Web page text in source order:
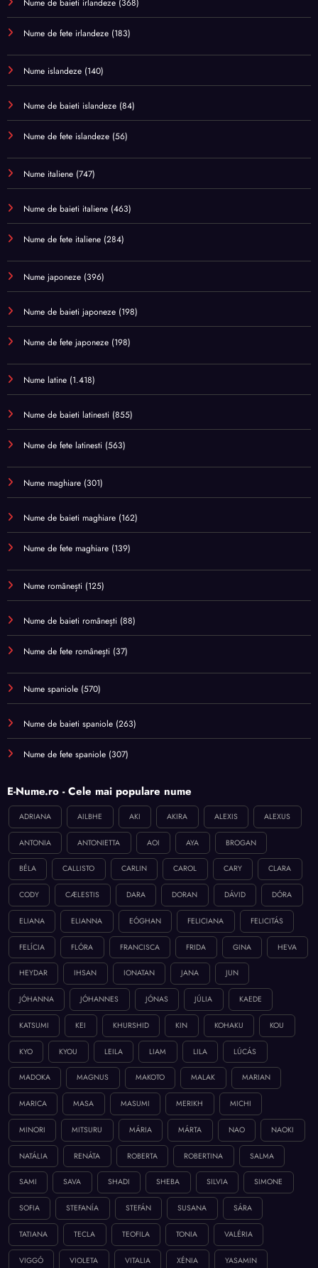
Nume de baieti irlandeze (368)
Nume de fete irlandeze (183)
Nume islandeze (140)
Nume de baieti islandeze (84)
Nume de fete islandeze (56)
Nume italiene (747)
Nume de baieti italiene (463)
Nume de fete italiene (284)
Nume japoneze (396)
Nume de baieti japoneze (198)
Nume de fete japoneze (198)
Nume latine (1.418)
Nume de baieti latinesti (855)
Nume de fete latinesti (563)
Nume maghiare (301)
Nume de baieti maghiare (162)
Nume de fete maghiare (139)
Nume românești (125)
Nume de baieti românești (88)
Nume de fete românești (37)
Nume spaniole (570)
Nume de baieti spaniole (263)
Nume de fete spaniole (307)
E-Nume.ro - Cele mai populare nume
ADRIANA AILBHE AKI AKIRA ALEXIS ALEXUS
ANTONIA ANTONIETTA AOI AYA BROGAN
BÉLA CALLISTO CARLIN CAROL CARY CLARA
CODY CÆLESTIS DARA DORAN DÁVID DÓRA
ELIANA ELIANNA EÓGHAN FELICIANA FELICITÁS
FELÍCIA FLÓRA FRANCISCA FRIDA GINA HEVA
HEYDAR IHSAN IONATAN JANA JUN
JÓHANNA JÓHANNES JÓNAS JÚLIA KAEDE
KATSUMI KEI KHURSHID KIN KOHAKU KOU
KYO KYOU LEILA LIAM LILA LÚCÁS
MADOKA MAGNUS MAKOTO MALAK MARIAN
MARICA MASA MASUMI MERIKH MICHI
MINORI MITSURU MÁRIA MÁRTA NAO NAOKI
NATÁLIA RENÁTA ROBERTA ROBERTINA SALMA
SAMI SAVA SHADI SHEBA SILVIA SIMONE
SOFIA STEFANÍA STEFÁN SUSANA SÁRA
TATIANA TECLA TEOFILA TONIA VALÉRIA
VIGGÓ VIOLETA VITALIA XÉNIA YASAMIN